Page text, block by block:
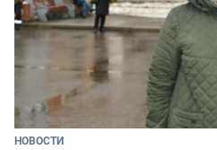
НОВОСТИ